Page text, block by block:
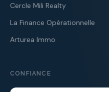
Cercle Mili Realty
La Finance Opérationnelle
Arturea Immo
CONFIANCE